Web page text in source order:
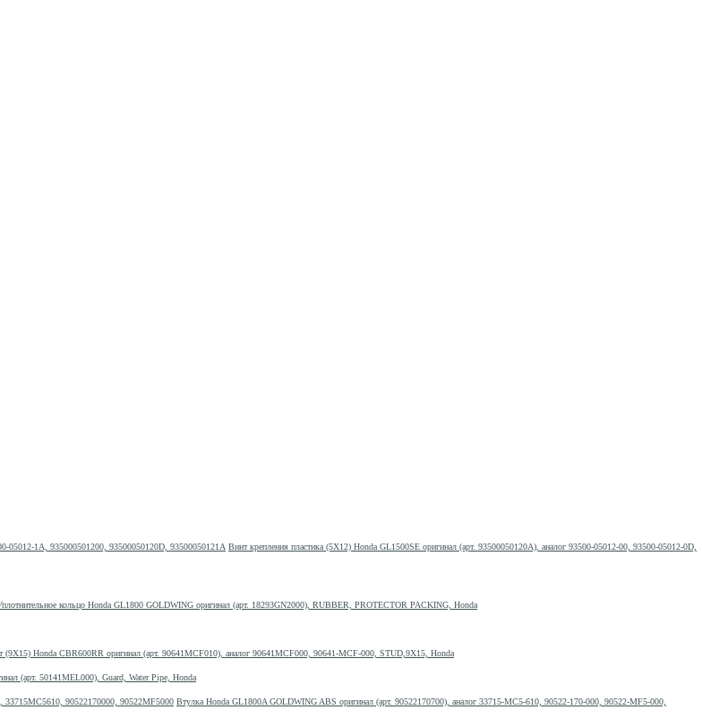
Винт крепления пластика (5Х12) Honda GL1500SE оригинал (арт. 93500050120A), аналог 93500-05012-00, 93500-05012-0D,
кольцо Honda GL1800 GOLDWING оригинал (арт. 18293GN2000), RUBBER, PROTECTOR PACKING, Honda
(9X15) Honda CBR600RR оригинал (арт. 90641MCF010), аналог 90641MCF000, 90641-MCF-000, STUD,9X15, Honda
(арт. 50141MEL000), Guard, Water Pipe, Honda
Втулка Honda GL1800A GOLDWING ABS оригинал (арт. 90522170700), аналог 33715-MC5-610, 90522-170-000, 90522-MF5-000,